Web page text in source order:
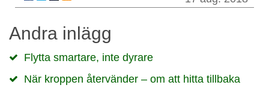
Andra inlägg
Flytta smartare, inte dyrare
När kroppen återvänder – om att hitta tillbaka